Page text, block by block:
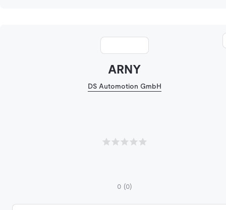
ARNY
DS Automotion GmbH
0 (0)